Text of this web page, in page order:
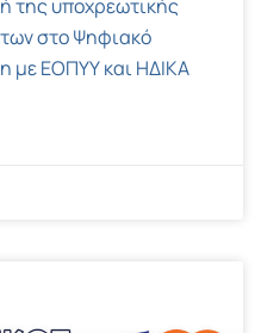
της υποχρεωτικής
στο Ψηφιακό
με ΕΟΠΥΥ και ΗΔΙΚΑ